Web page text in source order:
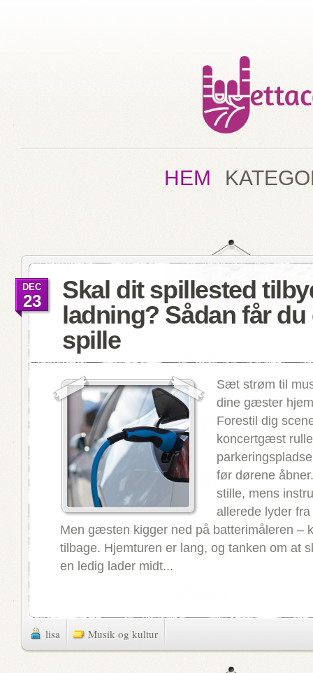
HEM
Skal dit spillested
ladning? Sådan får du
spille
DEC
23
Sæt strøm til
dine gæster
Forestil dig
koncertgæst
før dørene
stille, mens
allerede lyder
Men gæsten kigger ned på batterimåleren –
tilbage. Hjemturen er lang, og tanken om at
en ledig lader midt...
lisa Musik og kultur